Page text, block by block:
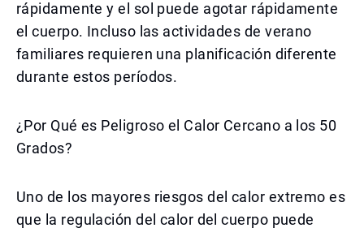
rápidamente y el sol puede agotar rápidamente
el cuerpo. Incluso las actividades de verano
familiares requieren una planificación diferente
durante estos períodos.
¿Por Qué es Peligroso el Calor Cercano a los 50
Grados?
Uno de los mayores riesgos del calor extremo es
que la regulación del calor del cuerpo puede